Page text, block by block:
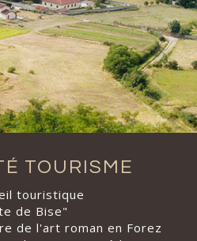
TOURISME
touristique
de Bise"
de l'art roman en Forez